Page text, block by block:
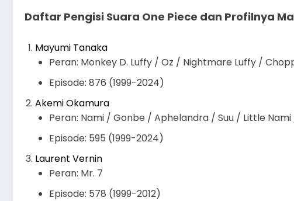
Daftar Pengisi Suara One Piece dan Profilnya
Mayumi Tanaka
Peran: Monkey D. Luffy / Oz / Nightmare Luffy /
Episode: 876 (1999-2024)
Akemi Okamura
Peran: Nami / Gonbe / Aphelandra / Suu / Little
Episode: 595 (1999-2024)
Laurent Vernin
Peran: Mr. 7
Episode: 578 (1999-2012)